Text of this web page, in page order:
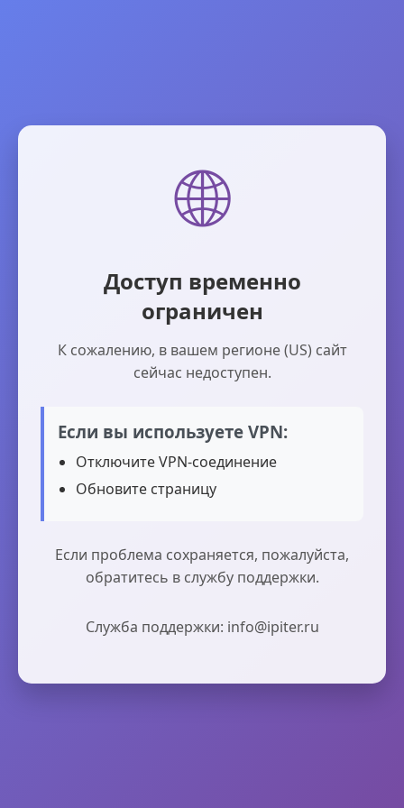
🌐
Доступ временно
ограничен
К сожалению, в вашем регионе (US) сайт
сейчас недоступен.
Если вы используете VPN:
Отключите VPN-соединение
Обновите страницу
Если проблема сохраняется, пожалуйста,
обратитесь в службу поддержки.
Служба поддержки: info@ipiter.ru